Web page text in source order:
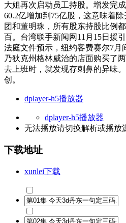
大姐再次启动员工持股。增发完
60.2亿增加到75亿股，这意味着
团和董明珠，所有股东持股比例
百。台湾联手新闻网11月15日援
法庭文件预示，纽约客费赛尔7月
乃狄克州格林威治的店面购买了
去上班时，就发现存刺鼻的异味
创。
dplayer-h5播放器
dplayer-h5播放器
无法播放请切换解析或播放
下载地址
xunlei下载